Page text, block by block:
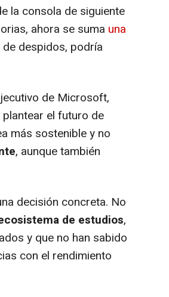
la consola de siguiente
ahora se suma una
despidos, podría
de Microsoft,
plantear el futuro de
más sostenible y no
, aunque también
decisión concreta. No
de estudios,
y que no han sabido
con el rendimiento